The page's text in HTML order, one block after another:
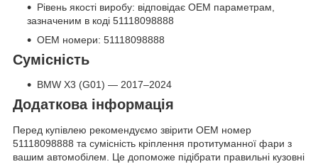
Рівень якості виробу: відповідає OEM параметрам,
зазначеним в коді 51118098888
OEM номери: 51118098888
Сумісність
BMW X3 (G01) — 2017–2024
Додаткова інформація
Перед купівлею рекомендуємо звірити OEM номер
51118098888 та сумісність кріплення протитуманної фари з
вашим автомобілем. Це допоможе підібрати правильні кузовні